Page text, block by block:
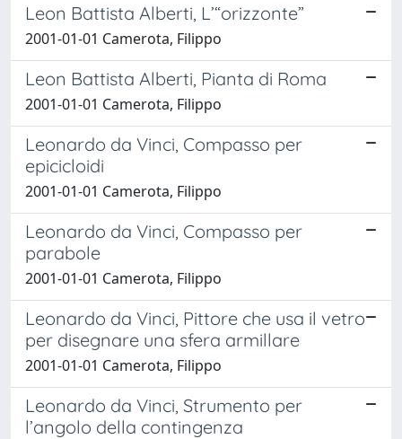
Leon Battista Alberti, L’“orizzonte”
2001-01-01 Camerota, Filippo
Leon Battista Alberti, Pianta di Roma
2001-01-01 Camerota, Filippo
Leonardo da Vinci, Compasso per
epicicloidi
2001-01-01 Camerota, Filippo
Leonardo da Vinci, Compasso per
parabole
2001-01-01 Camerota, Filippo
Leonardo da Vinci, Pittore che usa il vetro
per disegnare una sfera armillare
2001-01-01 Camerota, Filippo
Leonardo da Vinci, Strumento per
l’angolo della contingenza